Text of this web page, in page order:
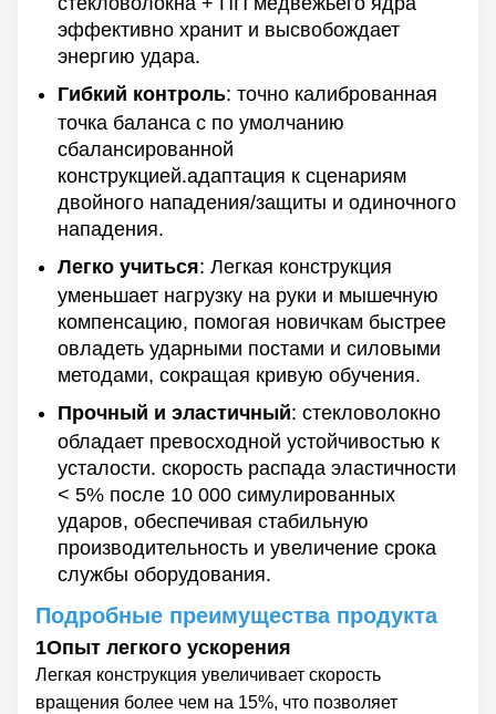
эффективно хранит и высвобождает
энергию удара.
Гибкий контроль: точно калиброванная
точка баланса с по умолчанию
сбалансированной
конструкцией.адаптация к сценариям
двойного нападения/защиты и одиночного
нападения.
Легко учиться: Легкая конструкция
уменьшает нагрузку на руки и мышечную
компенсацию, помогая новичкам быстрее
овладеть ударными постами и силовыми
методами, сокращая кривую обучения.
Прочный и эластичный: стекловолокно
обладает превосходной устойчивостью к
усталости. скорость распада эластичности
< 5% после 10 000 симулированных
ударов, обеспечивая стабильную
производительность и увеличение срока
службы оборудования.
Подробные преимущества продукта
1Опыт легкого ускорения
Легкая конструкция увеличивает скорость
вращения более чем на 15%, что позволяет